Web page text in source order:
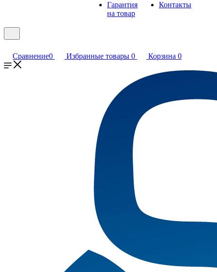
Гарантия
на товар
Контакты
Сравнение0 Избранные товары 0 Корзина 0